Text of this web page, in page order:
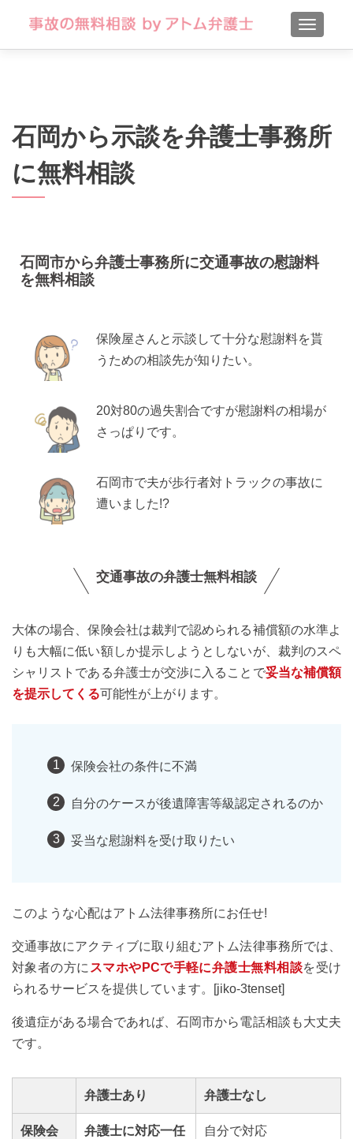
石岡から示談を弁護士事務所
に無料相談
石岡市から弁護士事務所に交通事故の慰謝料
を無料相談
保険屋さんと示談して十分な慰謝料を貰
うための相談先が知りたい。
20対80の過失割合ですが慰謝料の相場が
さっぱりです。
石岡市で夫が歩行者対トラックの事故に
遭いました!?
交通事故の弁護士無料相談
大体の場合、保険会社は裁判で認められる補償額の水準よ
りも大幅に低い額しか提示しようとしないが、裁判のスペ
シャリストである弁護士が交渉に入ることで妥当な補償額
を提示してくる可能性が上がります。
保険会社の条件に不満
自分のケースが後遺障害等級認定されるのか
妥当な慰謝料を受け取りたい
このような心配はアトム法律事務所にお任せ!
交通事故にアクティブに取り組むアトム法律事務所では、
対象者の方に スマホやPCで手軽に弁護士無料相談を受け
られるサービスを提供しています。[jiko-3tenset]
後遺症がある場合であれば、石岡市から電話相談も大丈夫
です。
弁護士あり 弁護士なし
保険会
弁護士に対応一任 自分で対応